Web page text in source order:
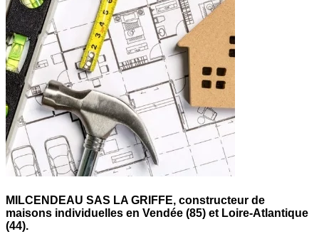
MILCENDEAU SAS LA GRIFFE, constructeur de
maisons individuelles en Vendée (85) et Loire-Atlantique
(44).